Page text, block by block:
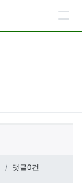
댓글0건